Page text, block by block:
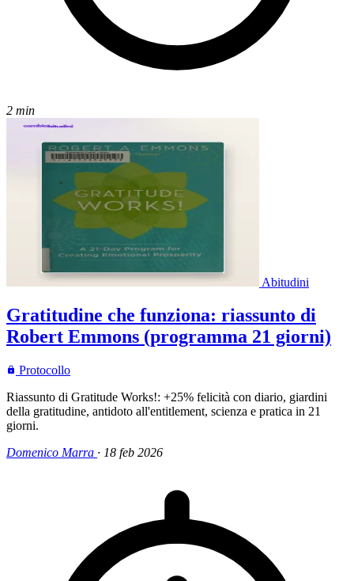
2 min
Abitudini
Gratitudine che funziona: riassunto di
Robert Emmons (programma 21 giorni)
Protocollo
Riassunto di Gratitude Works!: +25% felicità con diario, giardini
della gratitudine, antidoto all'entitlement, scienza e pratica in 21
giorni.
Domenico Marra · 18 feb 2026